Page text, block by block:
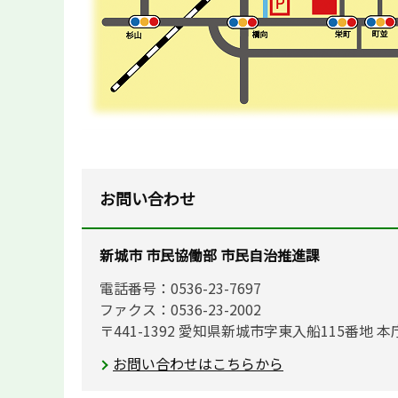
お問い合わせ
新城市 市民協働部 市民自治推進課
電話番号：0536-23-7697
ファクス：0536-23-2002
〒441-1392 愛知県新城市字東入船115番地 本
お問い合わせはこちらから